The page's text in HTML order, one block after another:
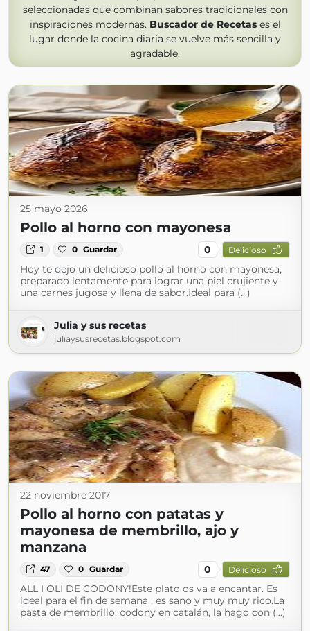
seleccionadas que combinan sabores tradicionales con
inspiraciones modernas. Buscador de Recetases el
lugar donde la cocina diaria se vuelve más sencilla y
agradable.
25 mayo 2026
Pollo al horno con mayonesa
1 0 Guardar 0 Delicioso
Hoy te dejo un delicioso pollo al horno con mayonesa,
preparado lentamente para lograr una piel crujiente y
una carnes jugosa y llena de sabor.Ideal para (...)
Julia y sus recetas
juliaysusrecetas.blogspot.com
22 noviembre 2017
Pollo al horno con patatas y
mayonesa de membrillo, ajo y
manzana
47 0 Guardar 0 Delicioso
ALL I OLI DE CODONY!Este plato os va a encantar. Es
ideal para el fin de semana , es sano y muy muy rico.La
pasta de membrillo, codony en catalán, la hago con (...)